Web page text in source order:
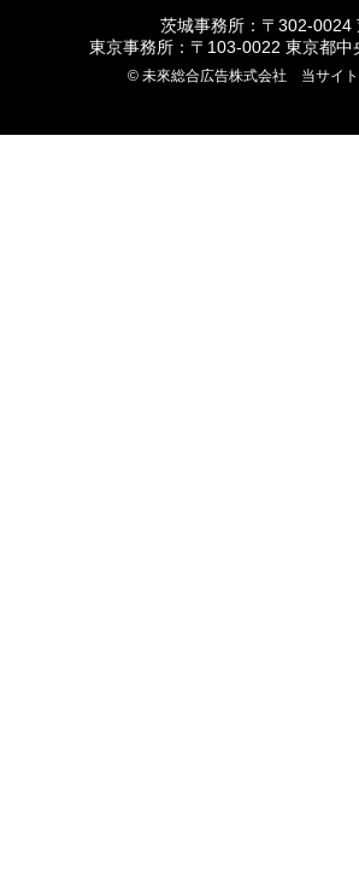
茨城事務所：〒302-0024
東京事務所：〒103-0022 東京都
© 未來総合広告株式会社 当サイ